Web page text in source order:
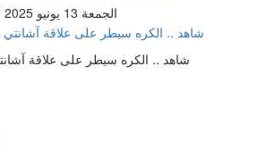
الجمعة 13 يونيو 2025 09:26 مساءً
شاهد .. الكره سيطر على علاقة